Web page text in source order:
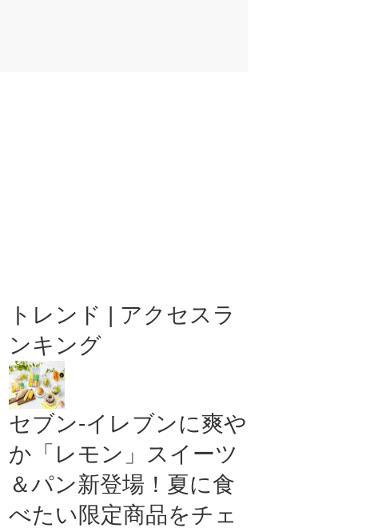
トレンド | アクセスラ
ンキング
セブン‐イレブンに爽や
か「レモン」スイーツ
＆パン新登場！夏に食
べたい限定商品をチェ